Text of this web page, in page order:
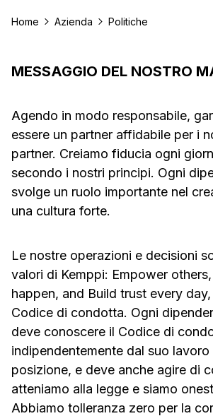
Home Azienda Politiche
MESSAGGIO DEL NOSTRO
Agendo in modo responsabile,
essere un partner affidabile per i
partner. Creiamo fiducia ogni
secondo i nostri principi. Ogni
svolge un ruolo importante nel
una cultura forte.
Le nostre operazioni e decisioni
valori di Kemppi: Empower
happen, and Build trust every
Codice di condotta. Ogni
deve conoscere il Codice di
indipendentemente dal suo lavoro
posizione, e deve anche agire di
atteniamo alla legge e siamo
Abbiamo tolleranza zero per la